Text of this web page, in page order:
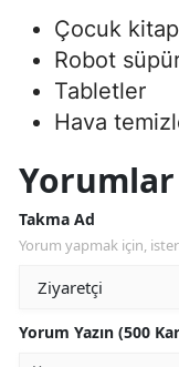
Çocuk
Robot
Tabletler
Hava
Yorumlar
Takma Ad
Yorum yapmak için,
Yorum Yazın (500